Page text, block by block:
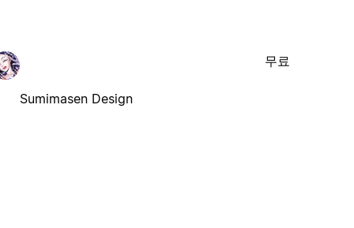
Sumimasen Design
무료